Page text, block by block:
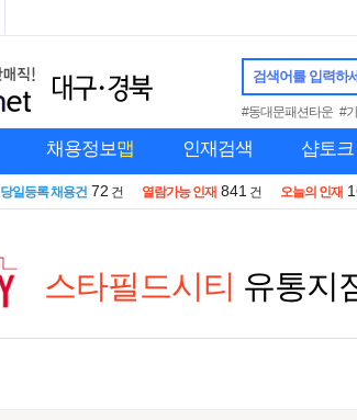
검색어를 입력하
#동대문패션타운 #
채용정보맵 인재검색 샵토크
당일등록 채용건 72 건 열람가능 인재 841 건 오늘의 인재
스타필드시티 유통지